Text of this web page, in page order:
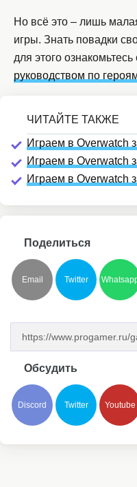
Но всё это – лишь
игры. Знать повадки
для этого
руководством по
Играем в Overwatch
Играем в Overwatch
Играем в Overwatch
Поделиться
Email Twitter
Обсудить
Discord Twitter Youtube